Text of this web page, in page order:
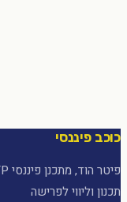
כוכב פיננסי
פיטר הוד, מתכנן פיננסי CFP
תכנון וליווי לפרישה